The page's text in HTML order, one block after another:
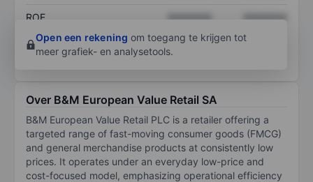
ROE XXXXXXX
XXXXXXX
Open een rekening om toegang te krijgen tot
meer grafiek- en analysetools.
Over B&M European Value Retail SA
B&M European Value Retail PLC is a retailer offering a
targeted range of fast-moving consumer goods (FMCG)
and general merchandise products at consistently low
prices. It operates under an everyday low-price and
cost-focused model, emphasizing operational efficiency